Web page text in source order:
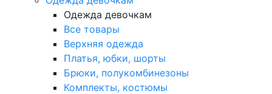
Одежда девочкам
Все товары
Верхняя одежда
Платья, юбки, шорты
Брюки, полукомбинезоны
Комплекты, костюмы